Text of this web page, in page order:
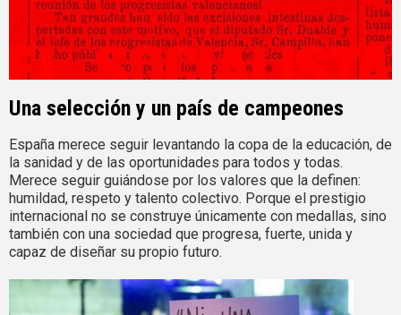
Una selección y un país de campeones
España merece seguir levantando la copa de la educación, de
la sanidad y de las oportunidades para todos y todas.
Merece seguir guiándose por los valores que la definen:
humildad, respeto y talento colectivo. Porque el prestigio
internacional no se construye únicamente con medallas, sino
también con una sociedad que progresa, fuerte, unida y
capaz de diseñar su propio futuro.